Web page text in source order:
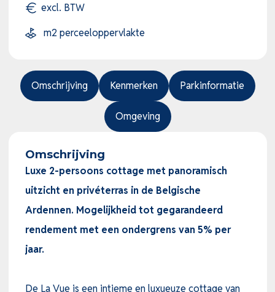
excl. BTW
m2 perceeloppervlakte
Omschrijving Kenmerken Parkinformatie
Omgeving
Omschrijving
Luxe 2-persoons cottage met panoramisch
uitzicht en privéterras in de Belgische
Ardennen. Mogelijkheid tot gegarandeerd
rendement met een ondergrens van 5% per
jaar.
De La Vue is een intieme en luxueuze cottage van